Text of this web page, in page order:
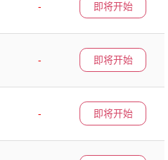
-
即将开始
-
即将开始
-
即将开始